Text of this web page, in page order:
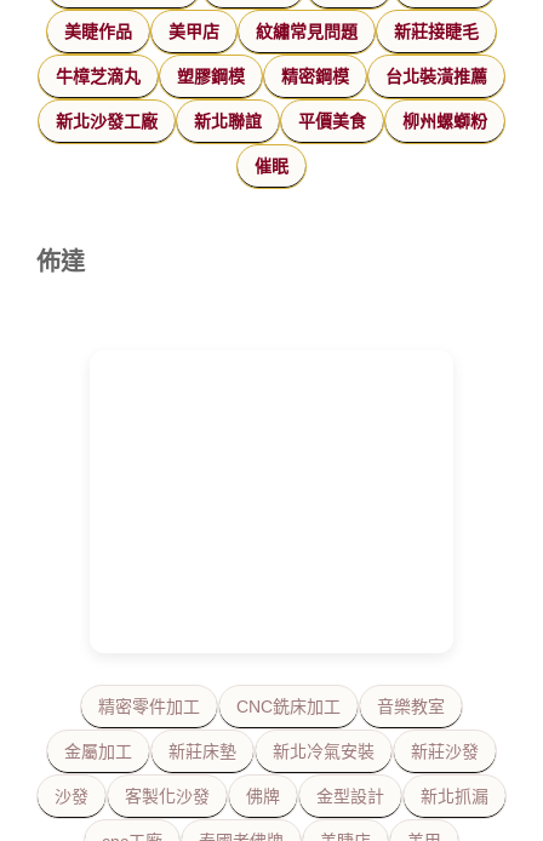
美睫作品 美甲店 紋繡常見問題 新莊接睫毛
牛樟芝滴丸 塑膠鋼模 精密鋼模 台北裝潢推薦
新北沙發工廠 新北聯誼 平價美食 柳州螺螄粉
催眠
佈達
精密零件加工 CNC銑床加工 音樂教室
金屬加工 新莊床墊 新北冷氣安裝 新莊沙發
沙發 客製化沙發 佛牌 金型設計 新北抓漏